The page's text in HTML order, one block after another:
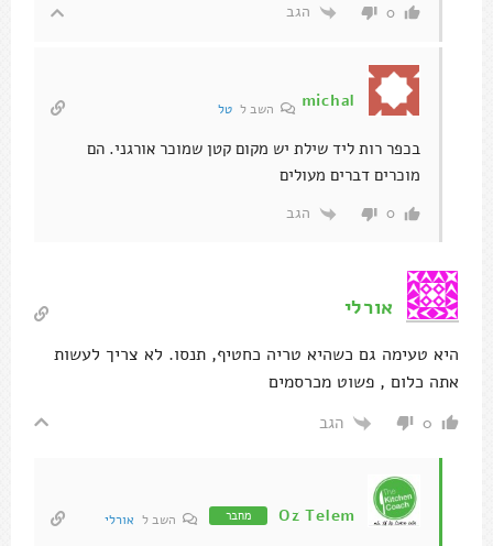
0 הגב
michal השב לטל
בכפר רות ליד שילת יש מקום קטן שמוכר אורגני. הם
מוכרים דברים מעולים
0 הגב
אורלי
היא טעימה גם כשהיא טריה כחטיף, תנסו. לא צריך לעשות
אתה כלום , פשוט מכרסמים
0 הגב
Oz Telem מחבר השב ל אורלי